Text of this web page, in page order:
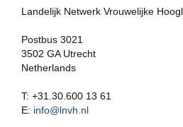
Landelijk Netwerk Vrouwelijke
Postbus 3021
3502 GA Utrecht
Netherlands
T: +31.30.600 13 61
E: info@lnvh.nl